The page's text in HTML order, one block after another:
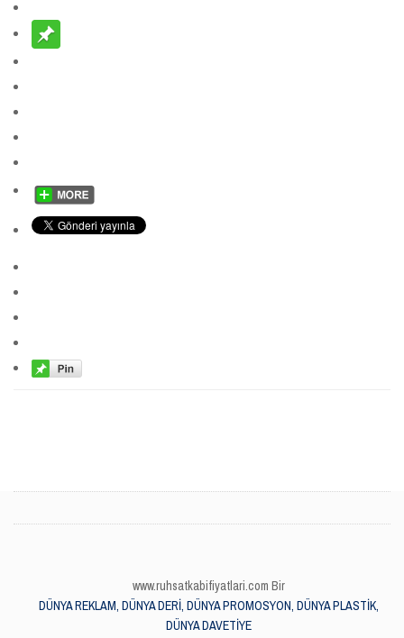
www.ruhsatkabifiyatlari.com Bir
DÜNYA REKLAM, DÜNYA DERİ, DÜNYA PROMOSYON, DÜNYA PLASTİK,
DÜNYA DAVETİYE